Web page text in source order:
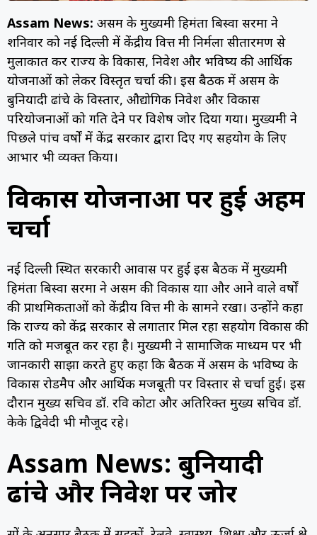
Assam News: असम के मुख्यमंत्री हिमंता बिस्वा सरमा ने
शनिवार को नई दिल्ली में केंद्रीय वित्त मंत्री निर्मला सीतारमण से
मुलाकात कर राज्य के विकास, निवेश और भविष्य की आर्थिक
योजनाओं को लेकर विस्तृत चर्चा की। इस बैठक में असम के
बुनियादी ढांचे के विस्तार, औद्योगिक निवेश और विकास
परियोजनाओं को गति देने पर विशेष जोर दिया गया। मुख्यमंत्री ने
पिछले पांच वर्षों में केंद्र सरकार द्वारा दिए गए सहयोग के लिए
आभार भी व्यक्त किया।
विकास योजनाओं पर हुई अहम
चर्चा
नई दिल्ली स्थित सरकारी आवास पर हुई इस बैठक में मुख्यमंत्री
हिमंता बिस्वा सरमा ने असम की विकास यात्रा और आने वाले वर्षों
की प्राथमिकताओं को केंद्रीय वित्त मंत्री के सामने रखा। उन्होंने कहा
कि राज्य को केंद्र सरकार से लगातार मिल रहा सहयोग विकास की
गति को मजबूत कर रहा है। मुख्यमंत्री ने सामाजिक माध्यम पर भी
जानकारी साझा करते हुए कहा कि बैठक में असम के भविष्य के
विकास रोडमैप और आर्थिक मजबूती पर विस्तार से चर्चा हुई। इस
दौरान मुख्य सचिव डॉ. रवि कोटा और अतिरिक्त मुख्य सचिव डॉ.
केके द्विवेदी भी मौजूद रहे।
Assam News: बुनियादी
ढांचे और निवेश पर जोर